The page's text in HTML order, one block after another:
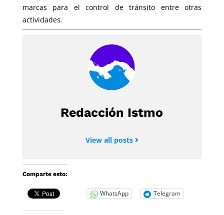
marcas para el control de tránsito entre otras
actividades.
Redacción Istmo
View all posts
Comparte esto:
WhatsApp Telegram